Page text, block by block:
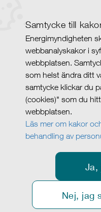
Samtycke till
Energimyndigheten
webbanalyskakor i
webbplatsen.
som helst ändra ditt
samtycke klickar du
(cookies)" som du
webbplatsen.
Läs mer om kakor
behandling av
Ja,
Nej, jag